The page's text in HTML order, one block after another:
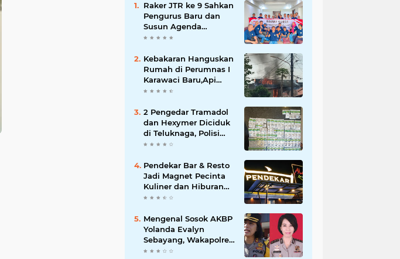
Raker JTR ke 9 Sahkan
Pengurus Baru dan
Susun Agenda
Strategis 2026
Kebakaran Hanguskan
Rumah di Perumnas I
Karawaci Baru,Api
Diduga dari Ledakan
2 Pengedar Tramadol
dan Hexymer Diciduk
di Teluknaga, Polisi
Amankan Ratusan Pil
Pendekar Bar & Resto
Jadi Magnet Pecinta
Kuliner dan Hiburan
Malam di Tangerang
Mengenal Sosok AKBP
Yolanda Evalyn
Sebayang, Wakapolres
Metro Tangerang yang